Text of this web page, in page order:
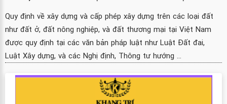
Quy định về xây dựng và cấp phép xây dựng trên các loại đất
như đất ở, đất nông nghiệp, và đất thương mại tại Việt Nam
được quy định tại các văn bản pháp luật như Luật Đất đai,
Luật Xây dựng, và các Nghị định, Thông tư hướng ...